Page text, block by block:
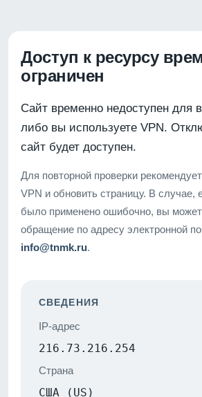
Доступ к ресурсу
ограничен
Сайт временно недоступен для
либо вы используете VPN.
сайт будет доступен.
Для повторной проверки
VPN и обновить страницу. В случае,
было применено ошибочно, вы
обращение по адресу электронной
info@tnmk.ru.
СВЕДЕНИЯ
IP-адрес
216.73.216.254
Страна
США (US)